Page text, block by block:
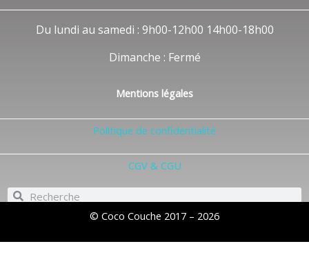
o r
m
Du lundi au samedi : 9h00-12h00 14h00-18h00
Dimanche : Fermé
Mentions légales
Politique de confidentialité
CGV & CGU
Rechercher
Rechercher
© Coco Couche 2017 – 2026